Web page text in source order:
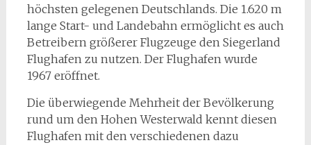
höchsten gelegenen Deutschlands. Die 1.620 m
lange Start- und Landebahn ermöglicht es auch
Betreibern größerer Flugzeuge den Siegerland
Flughafen zu nutzen. Der Flughafen wurde
1967 eröffnet.
Die überwiegende Mehrheit der Bevölkerung
rund um den Hohen Westerwald kennt diesen
Flughafen mit den verschiedenen dazu